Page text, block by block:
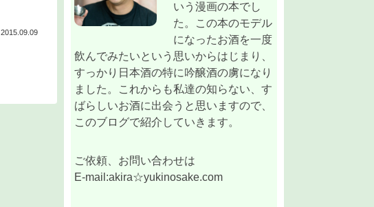
2015.09.09
いう漫画の本でし
た。この本のモデル
になったお酒を一度
飲んでみたいという思いからはじまり、
すっかり日本酒の特に吟醸酒の虜になり
ました。これからも私達の知らない、す
ばらしいお酒に出会うと思いますので、
このブログで紹介していきます。
ご依頼、お問い合わせは
E-mail:akira☆yukinosake.com